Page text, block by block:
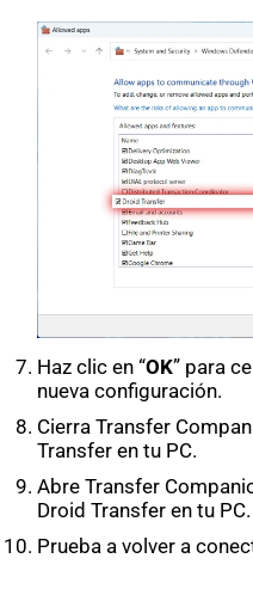
Haz clic en “OK” para
nueva configuración.
Cierra Transfer
Transfer en tu PC.
Abre Transfer
Droid Transfer en tu PC.
Prueba a volver a